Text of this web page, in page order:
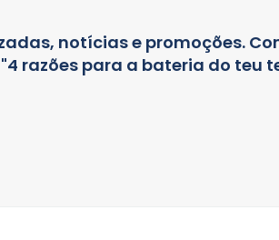
notícias e promoções.
razões para a bateria do teu